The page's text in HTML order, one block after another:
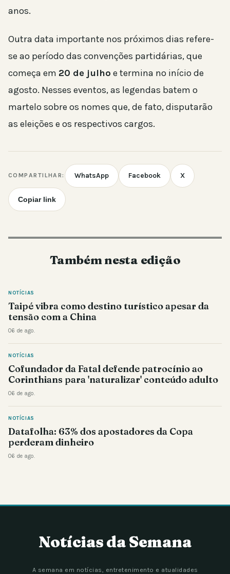
anos.
Outra data importante nos próximos dias refere-
se ao período das convenções partidárias, que
começa em 20 de julho e termina no início de
agosto. Nesses eventos, as legendas batem o
martelo sobre os nomes que, de fato, disputarão
as eleições e os respectivos cargos.
COMPARTILHAR: WhatsApp Facebook X
Copiar link
Também nesta edição
NOTÍCIAS
Taipé vibra como destino turístico apesar da
tensão com a China
06 de ago.
NOTÍCIAS
Cofundador da Fatal defende patrocínio ao
Corinthians para 'naturalizar' conteúdo adulto
06 de ago.
NOTÍCIAS
Datafolha: 63% dos apostadores da Copa
perderam dinheiro
06 de ago.
Notícias da Semana
A semana em notícias, entretenimento e atualidades